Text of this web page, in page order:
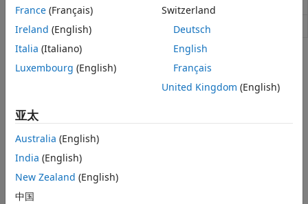
deleteFile Delete file from hardware
主题
Run Linux Commands on BeagleBone Black Hardware
Exchange files with BeagleBone Black hardware.
BeagleBone Black Linux Command Interface
Running commands on BeagleBone Black hardware.
France (Français)
Ireland (English)
Italia (Italiano)
Luxembourg (English)
Switzerland
Deutsch
English
Français
United Kingdom (English)
亚太
Australia (English)
India (English)
New Zealand (English)
中国